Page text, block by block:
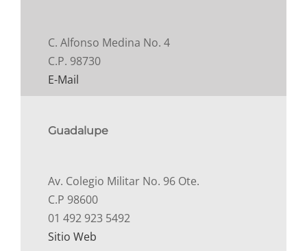
C. Alfonso Medina No. 4
C.P. 98730
E-Mail
Guadalupe
Av. Colegio Militar No. 96 Ote.
C.P 98600
01 492 923 5492
Sitio Web